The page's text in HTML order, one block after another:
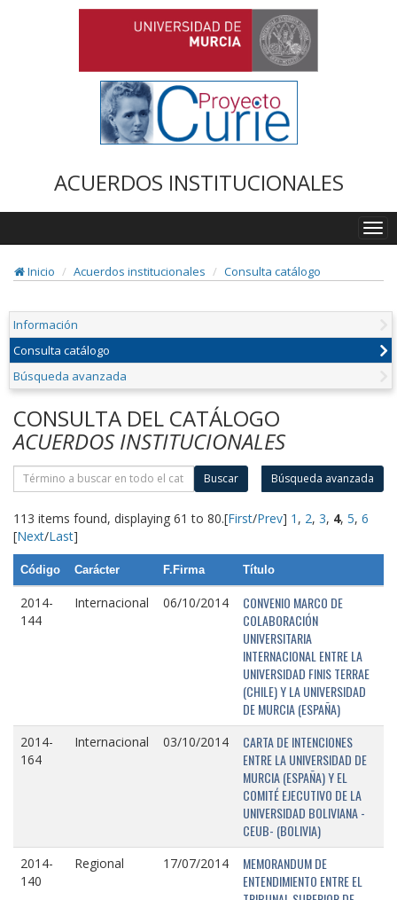
ACUERDOS INSTITUCIONALES
Inicio
Acuerdos institucionales Consulta catálogo
Información
Consulta catálogo
Búsqueda avanzada
CONSULTA DEL CATÁLOGO
ACUERDOS INSTITUCIONALES
Buscar Búsqueda avanzada
113 items found, displaying 61 to 80.[First/Prev] 1 , 2, 3, 4, 5, 6
[Next/Last]
Código Carácter F.Firma Título
2014-
144
Internacional 06/10/2014
CONVENIO MARCO DE
COLABORACIÓN
UNIVERSITARIA
INTERNACIONAL ENTRE LA
UNIVERSIDAD FINIS TERRAE
(CHILE) Y LA UNIVERSIDAD
DE MURCIA (ESPAÑA)
2014-
164
Internacional 03/10/2014
CARTA DE INTENCIONES
ENTRE LA UNIVERSIDAD DE
MURCIA (ESPAÑA) Y EL
COMITÉ EJECUTIVO DE LA
UNIVERSIDAD BOLIVIANA -
CEUB- (BOLIVIA)
2014-
140
Regional 17/07/2014
MEMORANDUM DE
ENTENDIMIENTO ENTRE EL